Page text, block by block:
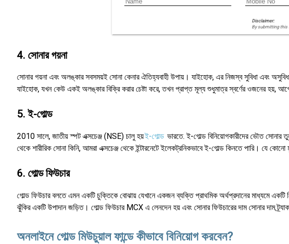
Disclaimer:
By submitting
4. সোনার গয়না
সোনার গয়না এবং অলঙ্কার সবসময়ই সোনা কেনার ঐতিহ্যবাহী উপায়। যাইহোক, এর নিজস্ব সুবিধা এবং
যাইহোক, যখন কেউ একই অলঙ্কার বিক্রি করার চেষ্টা করে, তখন প্রাপ্ত মূল্য শুধুমাত্র স্বর্ণের ওজনের হয়,
5. ই-গোল্ড
2010 সালে, জাতীয় স্পট এক্সচেঞ্জ (NSE) চালু হয়ই-গোল্ড ভারতে. ই-গোল্ড বিনিয়োগকারীদের ভৌত
থেকে শারীরিক সোনা কিনি, আমরা এক্সচেঞ্জ থেকে ইন্টারনেটে ইলেকট্রনিকভাবে ই-গোল্ড কিনতে পারি। যে
6. গোল্ড ফিউচার
গোল্ড ফিউচার বলতে এমন একটি চুক্তিকে বোঝায় যেখানে একজন ব্যক্তি প্রাথমিক অর্থপ্রদানের মাধ্যমে একটি
ঝুঁকির একটি উপাদান জড়িত। গোল্ড ফিউচার MCX এ লেনদেন হয় এবং সোনার ফিউচারের দাম সোনার দাম
অনলাইনে গোল্ড মিউচুয়াল ফান্ডে কীভাবে বিনিয়োগ করবেন?